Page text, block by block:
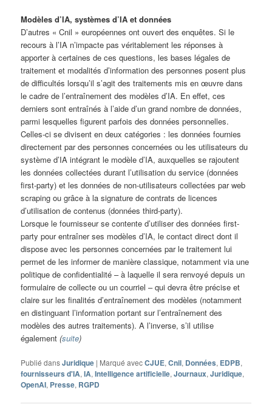
Modèles d’IA, systèmes d’IA et données
D’autres « Cnil » européennes ont ouvert des enquêtes. Si le
recours à l’IA n’impacte pas véritablement les réponses à
apporter à certaines de ces questions, les bases légales de
traitement et modalités d’information des personnes posent plus
de difficultés lorsqu’il s’agit des traitements mis en œuvre dans
le cadre de l’entraînement des modèles d’IA. En effet, ces
derniers sont entraînés à l’aide d’un grand nombre de données,
parmi lesquelles figurent parfois des données personnelles.
Celles-ci se divisent en deux catégories : les données fournies
directement par des personnes concernées ou les utilisateurs du
système d’IA intégrant le modèle d’IA, auxquelles se rajoutent
les données collectées durant l’utilisation du service (données
first-party) et les données de non-utilisateurs collectées par web
scraping ou grâce à la signature de contrats de licences
d’utilisation de contenus (données third-party).
Lorsque le fournisseur se contente d’utiliser des données first-
party pour entraîner ses modèles d’IA, le contact direct dont il
dispose avec les personnes concernées par le traitement lui
permet de les informer de manière classique, notamment via une
politique de confidentialité – à laquelle il sera renvoyé depuis un
formulaire de collecte ou un courriel – qui devra être précise et
claire sur les finalités d’entraînement des modèles (notamment
en distinguant l’information portant sur l’entraînement des
modèles des autres traitements). A l’inverse, s’il utilise
également(suite)
Publié dansJuridique | Marqué avecCJUE,Cnil, Données, EDPB,
fournisseurs d'IA,IA,Intelligence artificielle,Journaux,Juridique,
OpenAI, Presse, RGPD